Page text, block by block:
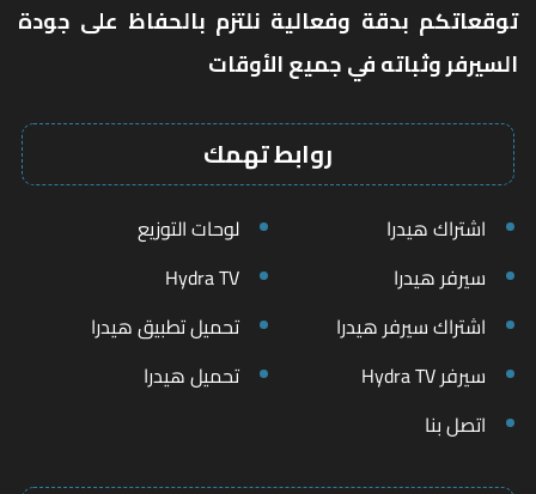
توقعاتكم بدقة وفعالية نلتزم بالحفاظ على جودة
السيرفر وثباته في جميع الأوقات
روابط تهمك
اشتراك هيدرا
لوحات التوزيع
سيرفر هيدرا
Hydra TV
اشتراك سيرفر هيدرا
تحميل تطبيق هيدرا
سيرفر Hydra TV
تحميل هيدرا
اتصل بنا